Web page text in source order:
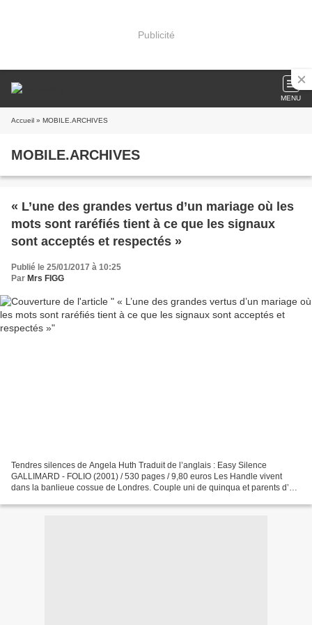
Publicité
MENU
Accueil » MOBILE.ARCHIVES
MOBILE.ARCHIVES
« L’une des grandes vertus d’un mariage où les
mots sont raréfiés tient à ce que les signaux
sont acceptés et respectés »
Publié le 25/01/2017 à 10:25
Par Mrs FIGG
Tendres silences de Angela Huth Traduit de l’anglais : Easy Silence
GALLIMARD - FOLIO (2001) / 530 pages / 9,80 euros Les Handle vivent
dans la banlieue cossue de Londres. Couple uni de quinqua et parents d’un